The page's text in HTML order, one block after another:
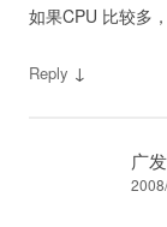
如果CPU 比较多
Reply ↓
广